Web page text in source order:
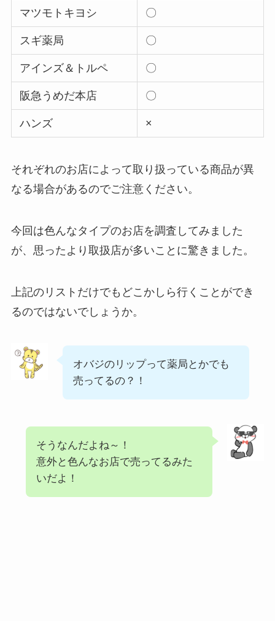
マツモトキヨシ 〇
スギ薬局 〇
アインズ＆トルペ 〇
阪急うめだ本店 〇
ハンズ ×
それぞれのお店によって取り扱っている商品が異
なる場合があるのでご注意ください。
今回は色んなタイプのお店を調査してみました
が、思ったより取扱店が多いことに驚きました。
上記のリストだけでもどこかしら行くことができ
るのではないでしょうか。
オバジのリップって薬局とかでも
売ってるの？！
そうなんだよね～！
意外と色んなお店で売ってるみた
いだよ！